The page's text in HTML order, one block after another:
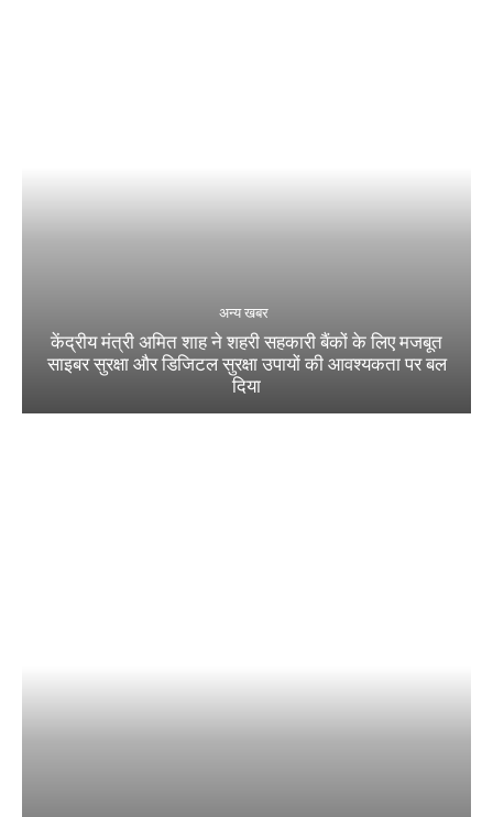
अन्य खबर
केंद्रीय मंत्री अमित शाह ने शहरी सहकारी बैंकों के लिए मजबूत
साइबर सुरक्षा और डिजिटल सुरक्षा उपायों की आवश्यकता पर बल
दिया